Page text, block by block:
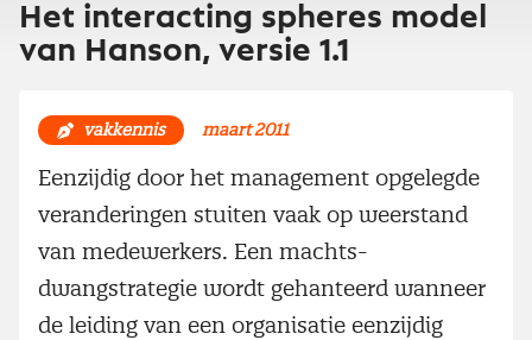
Het interacting spheres model
van Hanson, versie 1.1
vakkennis maart 2011
Eenzijdig door het management opgelegde
veranderingen stuiten vaak op weerstand
van medewerkers. Een machts-
dwangstrategie wordt gehanteerd wanneer
de leiding van een organisatie eenzijdig